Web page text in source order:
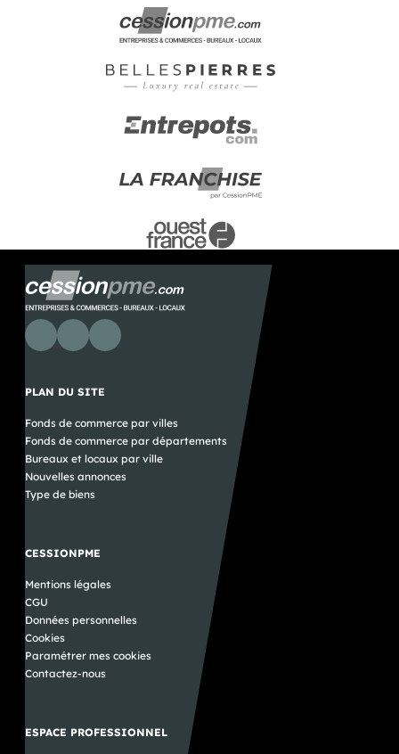
PLAN DU SITE
Fonds de commerce par villes
Fonds de commerce par départements
Bureaux et locaux par ville
Nouvelles annonces
Type de biens
CESSIONPME
Mentions légales
CGU
Données personnelles
Cookies
Paramétrer mes cookies
Contactez-nous
ESPACE PROFESSIONNEL